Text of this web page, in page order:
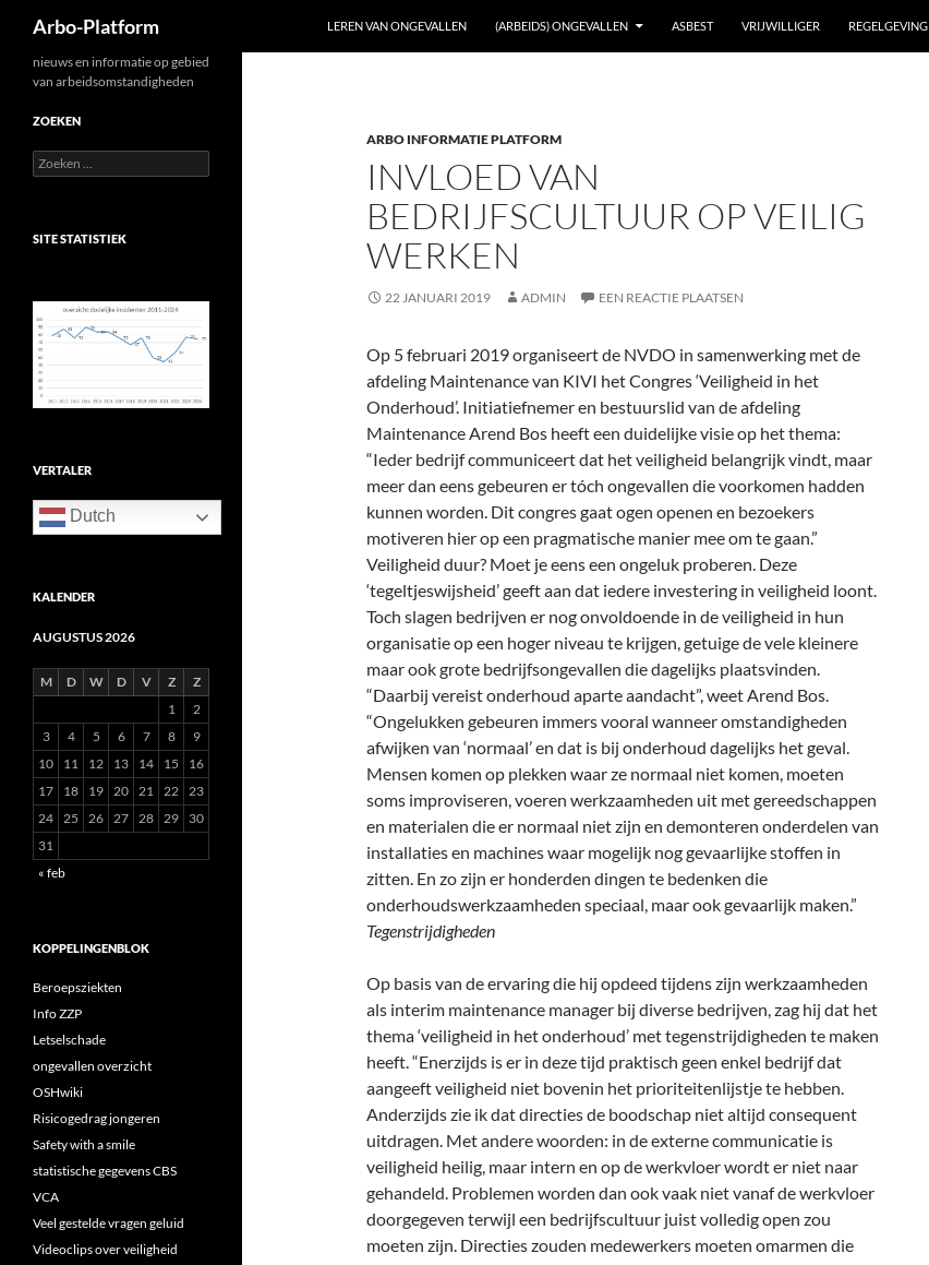
Arbo-Platform LEREN VAN ONGEVALLEN (ARBEIDS) ONGEVALLEN ASBEST VRIJWILLIGER REGELGEVING
ARBO INFORMATIE PLATFORM
INVLOED VAN
BEDRIJFSCULTUUR OP VEILIG
WERKEN
22 JANUARI 2019 ADMIN EEN REACTIE PLAATSEN
Op 5 februari 2019 organiseert de NVDO in samenwerking met de
afdeling Maintenance van KIVI het Congres ‘Veiligheid in het
Onderhoud’. Initiatiefnemer en bestuurslid van de afdeling
Maintenance Arend Bos heeft een duidelijke visie op het thema:
“Ieder bedrijf communiceert dat het veiligheid belangrijk vindt, maar
meer dan eens gebeuren er tóch ongevallen die voorkomen hadden
kunnen worden. Dit congres gaat ogen openen en bezoekers
motiveren hier op een pragmatische manier mee om te gaan.”
Veiligheid duur? Moet je eens een ongeluk proberen. Deze
‘tegeltjeswijsheid’ geeft aan dat iedere investering in veiligheid loont.
Toch slagen bedrijven er nog onvoldoende in de veiligheid in hun
organisatie op een hoger niveau te krijgen, getuige de vele kleinere
maar ook grote bedrijfsongevallen die dagelijks plaatsvinden.
“Daarbij vereist onderhoud aparte aandacht”, weet Arend Bos.
“Ongelukken gebeuren immers vooral wanneer omstandigheden
afwijken van ‘normaal’ en dat is bij onderhoud dagelijks het geval.
Mensen komen op plekken waar ze normaal niet komen, moeten
soms improviseren, voeren werkzaamheden uit met gereedschappen
en materialen die er normaal niet zijn en demonteren onderdelen van
installaties en machines waar mogelijk nog gevaarlijke stoffen in
zitten. En zo zijn er honderden dingen te bedenken die
onderhoudswerkzaamheden speciaal, maar ook gevaarlijk maken.”
Tegenstrijdigheden
Op basis van de ervaring die hij opdeed tijdens zijn werkzaamheden
als interim maintenance manager bij diverse bedrijven, zag hij dat het
thema ‘veiligheid in het onderhoud’ met tegenstrijdigheden te maken
heeft. “Enerzijds is er in deze tijd praktisch geen enkel bedrijf dat
aangeeft veiligheid niet bovenin het prioriteitenlijstje te hebben.
Anderzijds zie ik dat directies de boodschap niet altijd consequent
uitdragen. Met andere woorden: in de externe communicatie is
veiligheid heilig, maar intern en op de werkvloer wordt er niet naar
gehandeld. Problemen worden dan ook vaak niet vanaf de werkvloer
doorgegeven terwijl een bedrijfscultuur juist volledig open zou
moeten zijn. Directies zouden medewerkers moeten omarmen die
nieuws en informatie op gebied
van arbeidsomstandigheden
ZOEKEN
Zoeken
naar:
SITE STATISTIEK
VERTALER
Dutch
KALENDER
AUGUSTUS 2026
M D W D V Z
Z
1
2
3
4 5 6 7 8
9
10
11 12 13 14 15
16
17
18 19 20 21 22
23
24
25 26 27 28 29
30
31
« feb
KOPPELINGENBLOK
Beroepsziekten
Info ZZP
Letselschade
ongevallen overzicht
OSHwiki
Risicogedrag jongeren
Safety with a smile
statistische gegevens CBS
VCA
Veel gestelde vragen geluid
Videoclips over veiligheid